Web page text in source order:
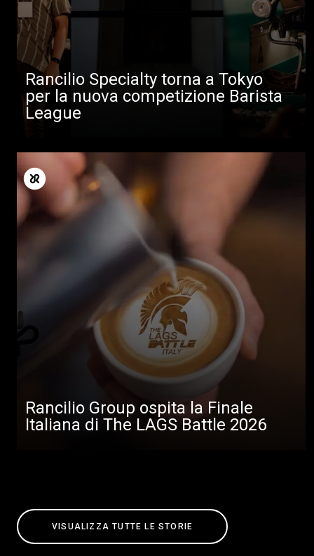
Rancilio Specialty torna a Tokyo
per la nuova competizione Barista
League
Rancilio Group ospita la Finale
Italiana di The LAGS Battle 2026
VISUALIZZA TUTTE LE STORIE